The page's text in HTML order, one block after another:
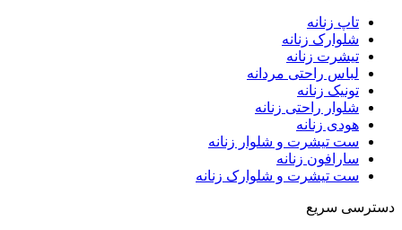
تاپ زنانه
شلوارک زنانه
تیشرت زنانه
لباس راحتی مردانه
تونیک زنانه
شلوار راحتی زنانه
هودی زنانه
ست تیشرت و شلوار زنانه
سارافون زنانه
ست تیشرت و شلوارک زنانه
دسترسی سریع